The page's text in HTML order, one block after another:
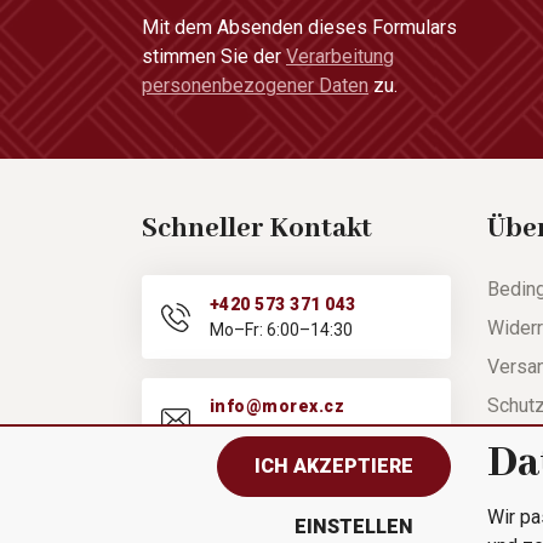
Mit dem Absenden dieses Formulars
stimmen Sie der Verarbeitung
personenbezogener Daten zu.
Schneller Kontakt
+420 573 371 043
Mo–Fr: 6:00–14:30
info@morex.cz
Mo–Fr: 6:00–14:30
Hilfe
ICH AKZEPTIERE
EINSTELLEN
Wir